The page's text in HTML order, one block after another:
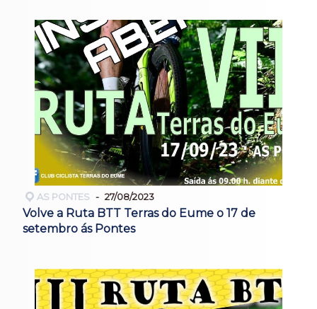
AS PONTES 27/08/2023
Volve a Ruta BTT Terras do Eume o 17 de
setembro ás Pontes